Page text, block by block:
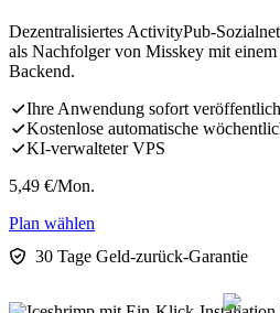
Dezentralisiertes ActivityPub-
als Nachfolger von Misskey mit einem
Backend.
Ihre Anwendung sofort
Kostenlose automatische
KI-verwalteter VPS
5,49 €/Mon.
Plan wählen
30 Tage Geld-zurück-Garantie